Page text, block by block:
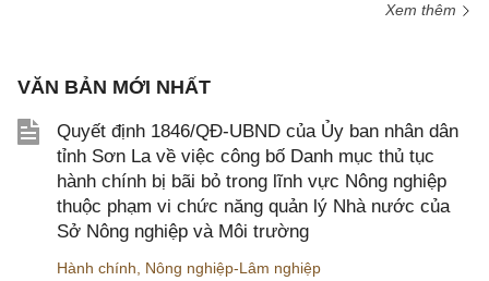
Xem thêm
VĂN BẢN MỚI NHẤT
Quyết định 1846/QĐ-UBND của Ủy ban nhân dân
tỉnh Sơn La về việc công bố Danh mục thủ tục
hành chính bị bãi bỏ trong lĩnh vực Nông nghiệp
thuộc phạm vi chức năng quản lý Nhà nước của
Sở Nông nghiệp và Môi trường
Hành chính Nông nghiệp-Lâm nghiệp